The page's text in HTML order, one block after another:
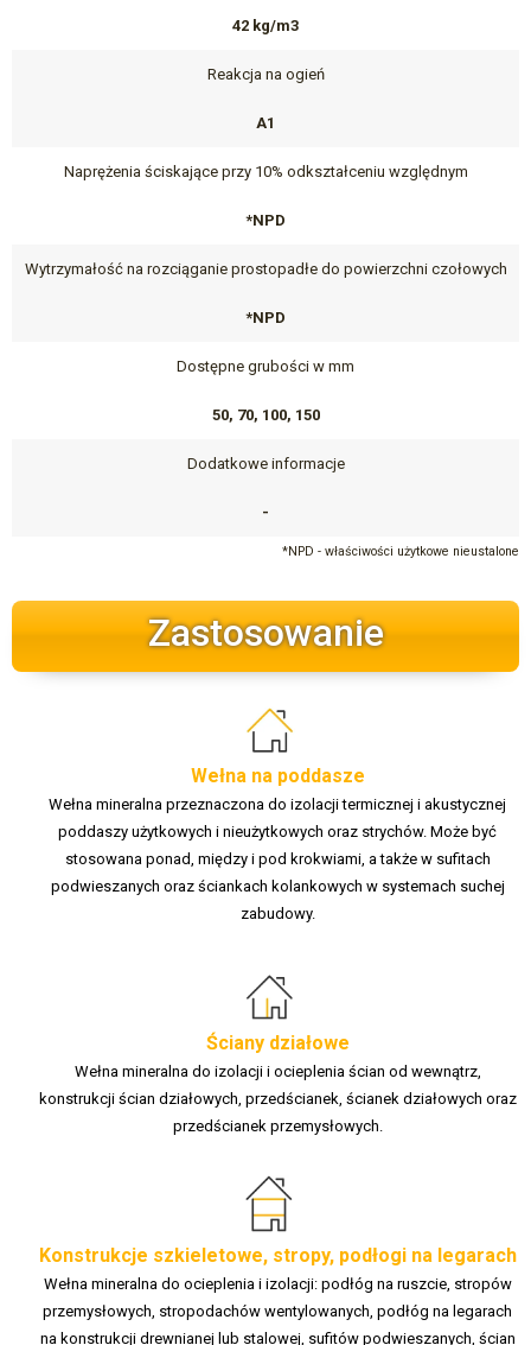
42 kg/m3
Reakcja na ogień
A1
Naprężenia ściskające przy 10% odkształceniu względnym
*NPD
Wytrzymałość na rozciąganie prostopadłe do powierzchni czołowych
*NPD
Dostępne grubości w mm
50, 70, 100, 150
Dodatkowe informacje
-
*NPD - właściwości użytkowe nieustalone
Zastosowanie
Wełna na poddasze
Wełna mineralna przeznaczona do izolacji termicznej i akustycznej
poddaszy użytkowych i nieużytkowych oraz strychów. Może być
stosowana ponad, między i pod krokwiami, a także w sufitach
podwieszanych oraz ściankach kolankowych w systemach suchej
zabudowy.
Ściany działowe
Wełna mineralna do izolacji i ocieplenia ścian od wewnątrz,
konstrukcji ścian działowych, przedścianek, ścianek działowych oraz
przedścianek przemysłowych.
Konstrukcje szkieletowe, stropy, podłogi na legarach
Wełna mineralna do ocieplenia i izolacji: podłóg na ruszcie, stropów
przemysłowych, stropodachów wentylowanych, podłóg na legarach
na konstrukcji drewnianej lub stalowej, sufitów podwieszanych, ścian